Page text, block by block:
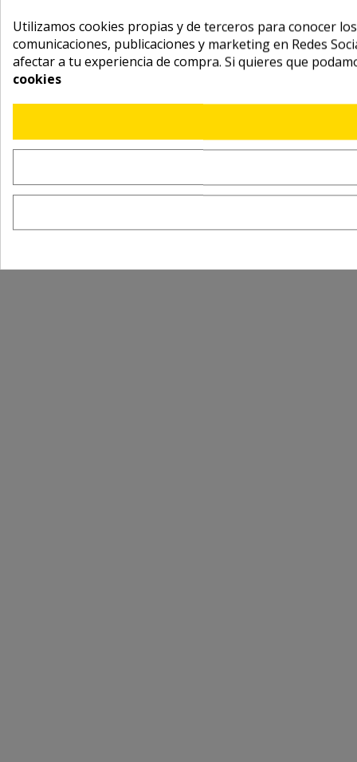
Utilizamos cookies propias y de terceros para conocer
comunicaciones, publicaciones y marketing en Redes
afectar a tu experiencia de compra. Si quieres que
cookies